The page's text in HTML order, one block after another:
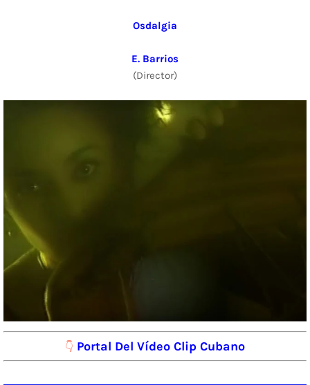
Osdalgia
E. Barrios
(Director)
👇 Portal Del Vídeo Clip Cubano